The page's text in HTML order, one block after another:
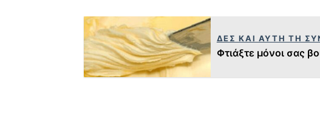
ΔΕΣ ΚΑΙ ΑΥΤΗ ΤΗ
Φτιάξτε μόνοι σας